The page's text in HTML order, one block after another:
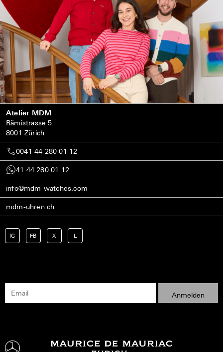
Atelier MDM
Rämistrasse 5
8001 Zürich
0041 44 280 01 12
41 44 280 01 12
info@mdm-watches.com
mdm-uhren.ch
IG FB X L